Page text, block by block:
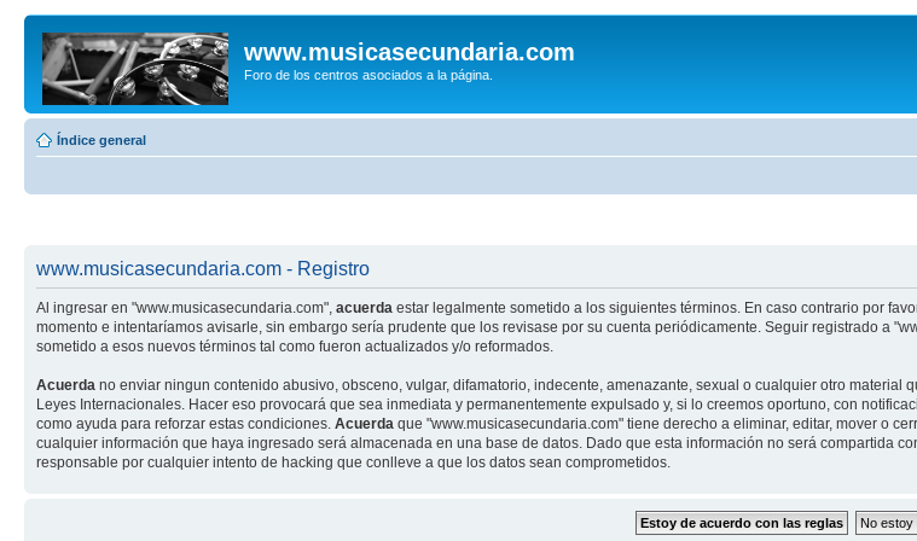
www.musicasecundaria.com
Foro de los centros asociados a la página.
Índice general
www.musicasecundaria.com - Registro
Al ingresar en "www.musicasecundaria.com", acuerda estar legalmente sometido a los siguientes términos. En caso contrario por
momento e intentaríamos avisarle, sin embargo sería prudente que los revisase por su cuenta periódicamente. Seguir registrado a
sometido a esos nuevos términos tal como fueron actualizados y/o reformados.
Acuerda no enviar ningun contenido abusivo, obsceno, vulgar, difamatorio, indecente, amenazante, sexual o cualquier otro
Leyes Internacionales. Hacer eso provocará que sea inmediata y permanentemente expulsado y, si lo creemos oportuno, con
como ayuda para reforzar estas condiciones. Acuerda que "www.musicasecundaria.com" tiene derecho a eliminar, editar, mover o
cualquier información que haya ingresado será almacenada en una base de datos. Dado que esta información no será compartida
responsable por cualquier intento de hacking que conlleve a que los datos sean comprometidos.